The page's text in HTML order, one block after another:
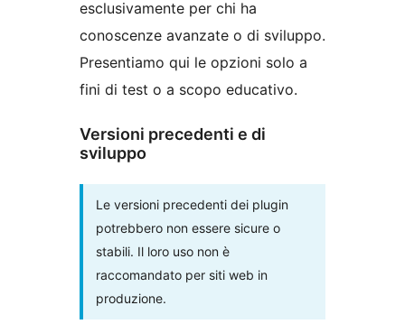
esclusivamente per chi ha
conoscenze avanzate o di sviluppo.
Presentiamo qui le opzioni solo a
fini di test o a scopo educativo.
Versioni precedenti e di
sviluppo
Le versioni precedenti dei plugin
potrebbero non essere sicure o
stabili. Il loro uso non è
raccomandato per siti web in
produzione.